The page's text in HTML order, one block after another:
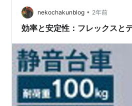
こともなく ほぼほぼ自分で決めて
nekochakunblog • 2年前
効率と安定性：フレックスと